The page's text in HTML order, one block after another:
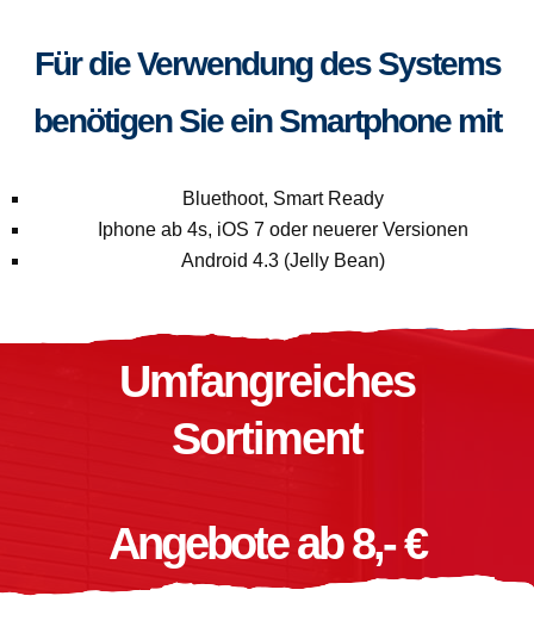
Für die Verwendung des Systems
benötigen Sie ein Smartphone mit
Bluethoot, Smart Ready
Iphone ab 4s, iOS 7 oder neuerer Versionen
Android 4.3 (Jelly Bean)
Umfangreiches
Sortiment
Angebote ab 8,- €